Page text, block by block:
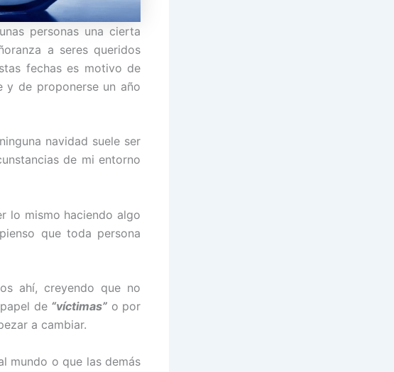
personas una cierta
a seres queridos
fechas es motivo de
y de proponerse un año
navidad suele ser
de mi entorno
lo mismo haciendo algo
que toda persona
ahí, creyendo que no
de “víctimas” o por
a cambiar.
mundo o que las demás